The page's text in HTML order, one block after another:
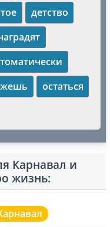
детство
остаться
Карнавал и
жизнь: